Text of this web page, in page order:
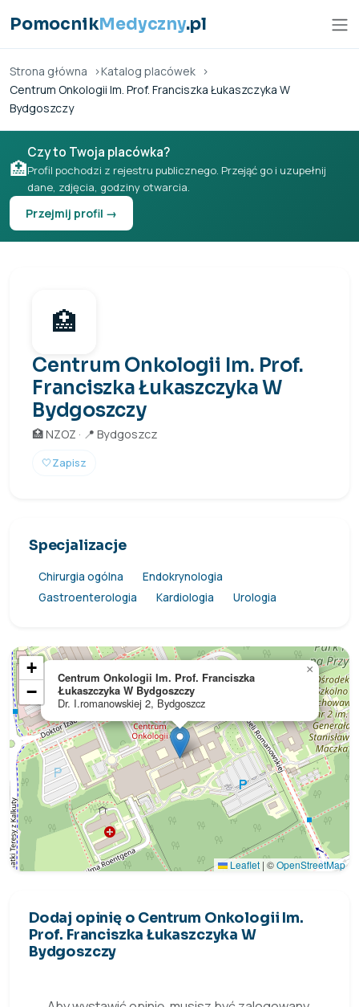
PomocnikMedyczny.pl
Strona główna
Katalog placówek
Centrum Onkologii Im. Prof. Franciszka Łukaszczyka W
Bydgoszczy
🏥
Czy to Twoja placówka?
Profil pochodzi z rejestru publicznego. Przejąć go i uzupełnij
dane, zdjęcia, godziny otwarcia.
Przejmij profil →
🏥
Centrum Onkologii Im. Prof.
Franciszka Łukaszczyka W
Bydgoszczy
🏥 NZOZ · 📍 Bydgoszcz
🤍Zapisz
Specjalizacje
Chirurgia ogólna
Endokrynologia
Gastroenterologia
Kardiologia Urologia
Centrum Onkologii Im. Prof. Franciszka
Łukaszczyka W Bydgoszczy
Dr. I.romanowskiej 2, Bydgoszcz
×
+
−
Leaflet | ©OpenStreetMap
Dodaj opinię o Centrum Onkologii Im.
Prof. Franciszka Łukaszczyka W
Bydgoszczy